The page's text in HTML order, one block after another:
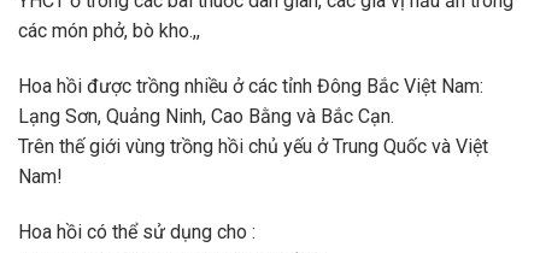
các món phở, bò kho.,,
Hoa hồi được trồng nhiều ở các tỉnh Đông Bắc Việt Nam:
Lạng Sơn, Quảng Ninh, Cao Bằng và Bắc Cạn.
Trên thế giới vùng trồng hồi chủ yếu ở Trung Quốc và Việt
Nam!
Hoa hồi có thể sử dụng cho :